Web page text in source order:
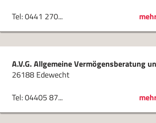
Tel: 0441 270...
26188 Edewecht
Tel: 04405 87...